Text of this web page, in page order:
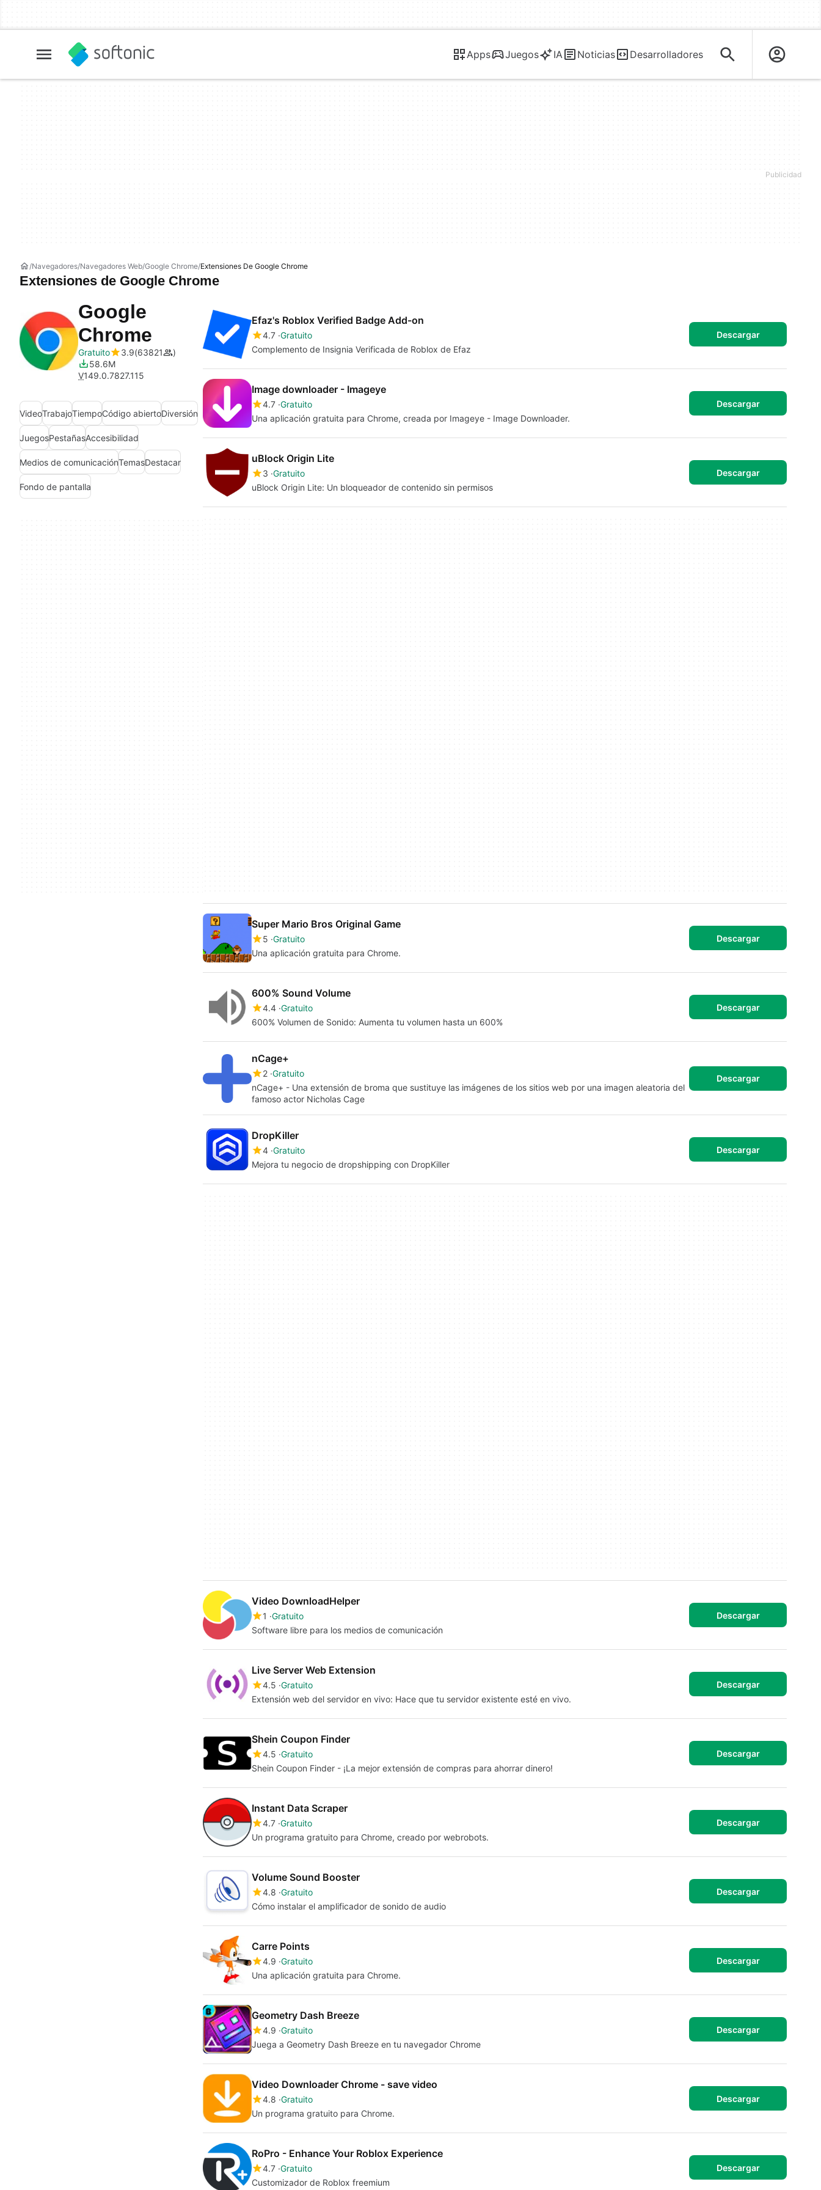
Apps Juegos IA Noticias Desarrolladores
Navegadores Navegadores Web Google Chrome Extensiones De Google Chrome
Extensiones de Google Chrome
Google
Chrome
Gratuito 3.9 63821
58.6M
V149.0.7827.115
VideoTrabajoTiempoCódigo abiertoDiversión
JuegosPestañasAccesibilidad
Medios de comunicaciónTemasDestacar
Fondo de pantalla
Efaz's Roblox Verified Badge Add-on
4.7 Gratuito
Complemento de Insignia Verificada de Roblox de Efaz
Descargar
Image downloader - Imageye
4.7 Gratuito
Una aplicación gratuita para Chrome, creada por Imageye - Image Downloader.
Descargar
uBlock Origin Lite
3 Gratuito
uBlock Origin Lite: Un bloqueador de contenido sin permisos
Descargar
Super Mario Bros Original Game
5 Gratuito
Una aplicación gratuita para Chrome.
Descargar
600% Sound Volume
4.4 Gratuito
600% Volumen de Sonido: Aumenta tu volumen hasta un 600%
Descargar
nCage+
2 Gratuito
nCage+ - Una extensión de broma que sustituye las imágenes de los sitios web por una imagen aleatoria del
famoso actor Nicholas Cage
Descargar
DropKiller
4 Gratuito
Mejora tu negocio de dropshipping con DropKiller
Descargar
Video DownloadHelper
1 Gratuito
Software libre para los medios de comunicación
Descargar
Live Server Web Extension
4.5 Gratuito
Extensión web del servidor en vivo: Hace que tu servidor existente esté en vivo.
Descargar
Shein Coupon Finder
4.5 Gratuito
Shein Coupon Finder - ¡La mejor extensión de compras para ahorrar dinero!
Descargar
Instant Data Scraper
4.7 Gratuito
Un programa gratuito para Chrome, creado por webrobots.
Descargar
Volume Sound Booster
4.8 Gratuito
Cómo instalar el amplificador de sonido de audio
Descargar
Carre Points
4.9 Gratuito
Una aplicación gratuita para Chrome.
Descargar
Geometry Dash Breeze
4.9 Gratuito
Juega a Geometry Dash Breeze en tu navegador Chrome
Descargar
Video Downloader Chrome - save video
4.8 Gratuito
Un programa gratuito para Chrome.
Descargar
RoPro - Enhance Your Roblox Experience
4.7 Gratuito
Customizador de Roblox freemium
Descargar